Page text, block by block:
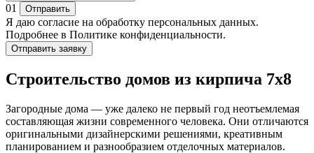
01
Отправить
Я даю согласие на обработку персональных данных.
Подробнее в Политике конфиденциальности.
Отправить заявку
Строительство домов из кирпича 7x8
Загородные дома — уже далеко не первый год неотъемлемая
составляющая жизни современного человека. Они отличаются
оригинальными дизайнерскими решениями, креативным
планированием и разнообразием отделочных материалов.